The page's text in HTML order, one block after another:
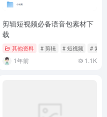
# 淘宝
剪辑短视频必备语音包素材下
载
其他资料 # 剪辑 # 短视频 # 素材
1年前 1.1K